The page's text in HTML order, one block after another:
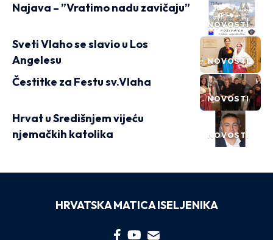
NOVOSTI
Najava – ”Vratimo nadu zavičaju”
NOVOSTI
Sveti Vlaho se slavio u Los
Angelesu
NOVOSTI
Čestitke za Festu sv.Vlaha
NOVOSTI
Hrvat u Središnjem vijeću
njemačkih katolika
HRVATSKA MATICA ISELJENIKA